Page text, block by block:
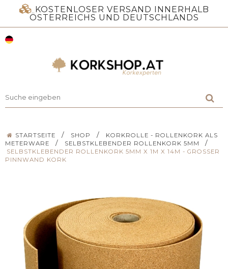
KOSTENLOSER VERSAND INNERHALB
ÖSTERREICHS UND DEUTSCHLANDS
STARTSEITE / SHOP /
KORKROLLE - ROLLENKORK ALS
METERWARE
/ SELBSTKLEBENDER ROLLENKORK 5MM /
SELBSTKLEBENDER ROLLENKORK 5MM X 1M X 14M - GROSSER P
INNWAND KORK